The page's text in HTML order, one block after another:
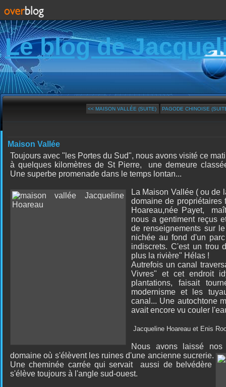
Le blog de
<< MAISON VALLÉE (SUITE) PAGODE CHINOISE
Maison Vallée
Toujours avec "les Portes du Sud", nous avons visité ce
à quelques kilomètres de St Pierre, une demeure
Une superbe promenade dans le temps lontan...
La Maison Vallée ( ou de
domaine de propriétaires
Hoareau,née Payet,
nous a gentiment reçus
de renseignements sur
nichée au fond d'un
indiscrets. C'est un trou
plus la rivière" Hélas !
Autrefois un canal
Vivres" et cet endroit
plantations, faisait
modernisme et les
canal... Une autochtone
avait encore vu couler
Jacqueline Hoareau et Enis
Nous avons laissé
domaine où s'élèvent les ruines d'une ancienne sucrerie.
Une cheminée carrée qui servait aussi de belvédère
s'élève toujours à l'angle sud-ouest.